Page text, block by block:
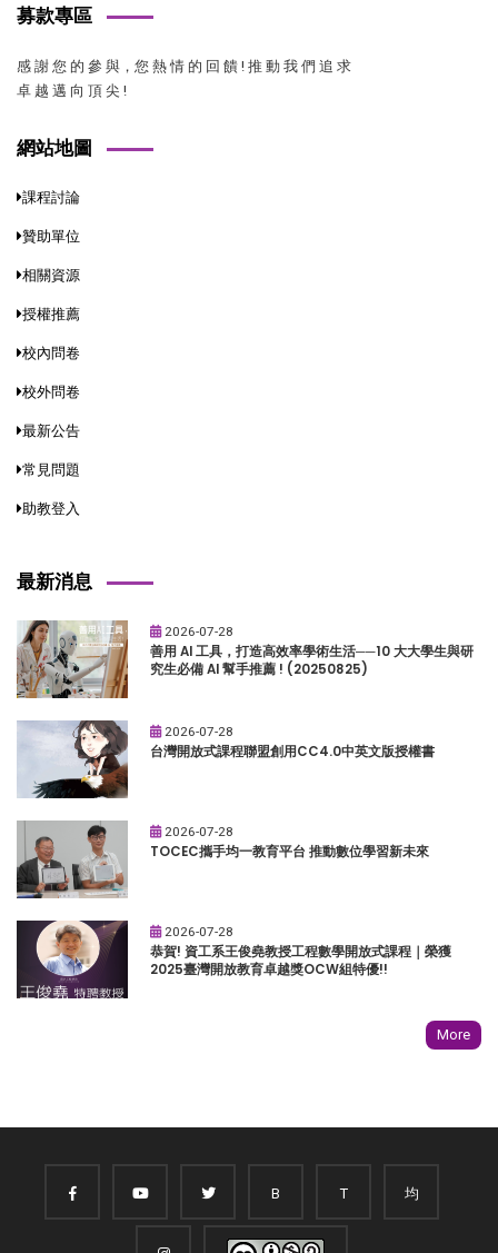
募款專區
感 謝 您 的 參 與，您 熱 情 的 回 饋 ! 推 動 我 們 追 求
卓 越 邁 向 頂 尖 !
網站地圖
課程討論
贊助單位
相關資源
授權推薦
校內問卷
校外問卷
最新公告
常見問題
助教登入
最新消息
2026-07-28
善用 AI 工具，打造高效率學術生活──10 大大學生與研
究生必備 AI 幫手推薦 ! (20250825)
2026-07-28
台灣開放式課程聯盟創用CC4.0中英文版授權書
2026-07-28
TOCEC攜手均一教育平台 推動數位學習新未來
2026-07-28
恭賀! 資工系王俊堯教授工程數學開放式課程｜榮獲
2025臺灣開放教育卓越獎OCW組特優!!
More
B T 均